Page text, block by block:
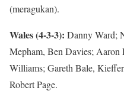
(meragukan).
Wales (4-3-3): Danny Ward;
Mepham, Ben Davies; Aaron
Williams; Gareth Bale,
Robert Page.